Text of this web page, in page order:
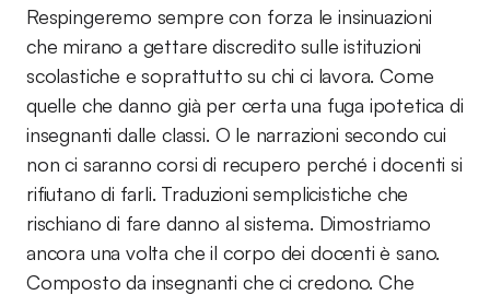
Respingeremo sempre con forza le insinuazioni
che mirano a gettare discredito sulle istituzioni
scolastiche e soprattutto su chi ci lavora. Come
quelle che danno già per certa una fuga ipotetica di
insegnanti dalle classi. O le narrazioni secondo cui
non ci saranno corsi di recupero perché i docenti si
rifiutano di farli. Traduzioni semplicistiche che
rischiano di fare danno al sistema. Dimostriamo
ancora una volta che il corpo dei docenti è sano.
Composto da insegnanti che ci credono. Che